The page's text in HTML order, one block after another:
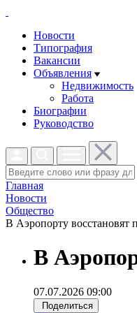
Новости
Типография
Вакансии
Объявления
Недвижимость
Работа
Биографии
Руководство
Главная
Новости
Общество
В Аэропорту восстановят
В
07.07.2026 09:00
Поделиться